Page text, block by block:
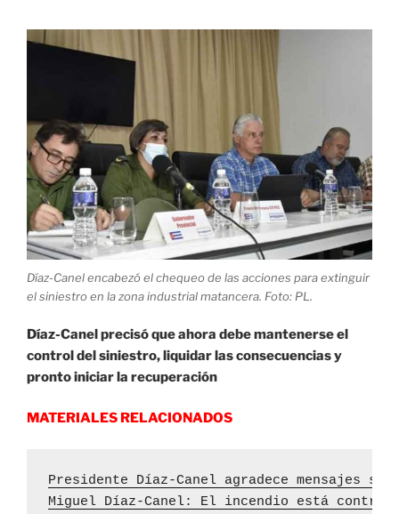
Supertanqueros
Díaz-Canel encabezó el chequeo de las acciones para extinguir
el siniestro en la zona industrial matancera. Foto: PL.
Díaz-Canel precisó que ahora debe mantenerse el
control del siniestro, liquidar las consecuencias y
pronto iniciar la recuperación
MATERIALES RELACIONADOS
Presidente Díaz-Canel agradece mensajes
Miguel Díaz-Canel: El incendio está